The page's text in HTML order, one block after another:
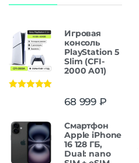
Игровая
консоль
PlayStation 5
Slim (CFI-
2000 A01)
68 999 ₽
Смартфон
Apple iPhone
16 128 ГБ,
Dual: nano